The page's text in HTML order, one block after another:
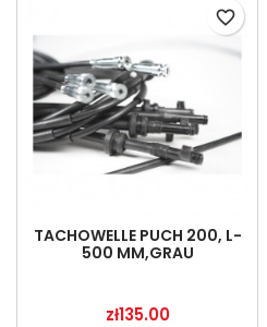
TACHOWELLE PUCH 200, L-
500 MM,GRAU
Price
zł135.00
favorite_border